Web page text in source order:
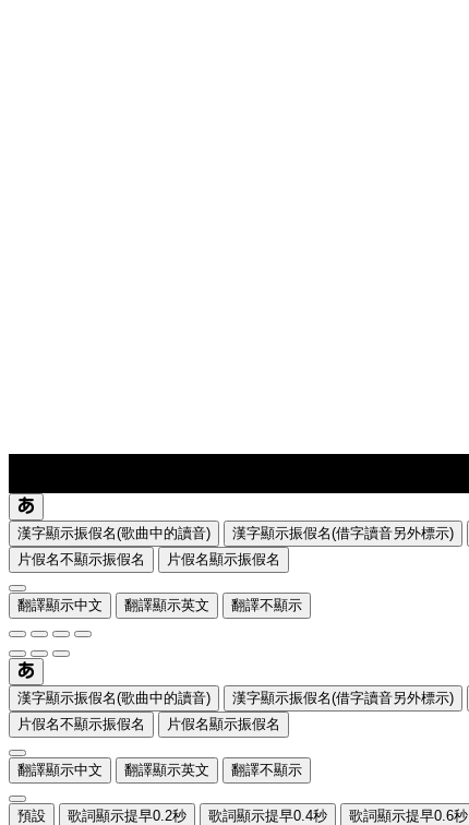
漢字顯示振假名(歌曲中的讀音) 漢字顯示振假名(借字讀音另外標示)
片假名不顯示振假名
片假名顯示振假名
翻譯顯示中文 翻譯顯示英文 翻譯不顯示
漢字顯示振假名(歌曲中的讀音) 漢字顯示振假名(借字讀音另外標示)
片假名不顯示振假名
片假名顯示振假名
翻譯顯示中文 翻譯顯示英文 翻譯不顯示
預設 歌詞顯示提早0.2秒 歌詞顯示提早0.4秒 歌詞顯示提早0.6秒